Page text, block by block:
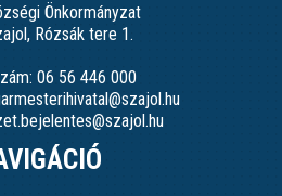
Önkormányzat
Rózsák tere 1.
06 56 446 000